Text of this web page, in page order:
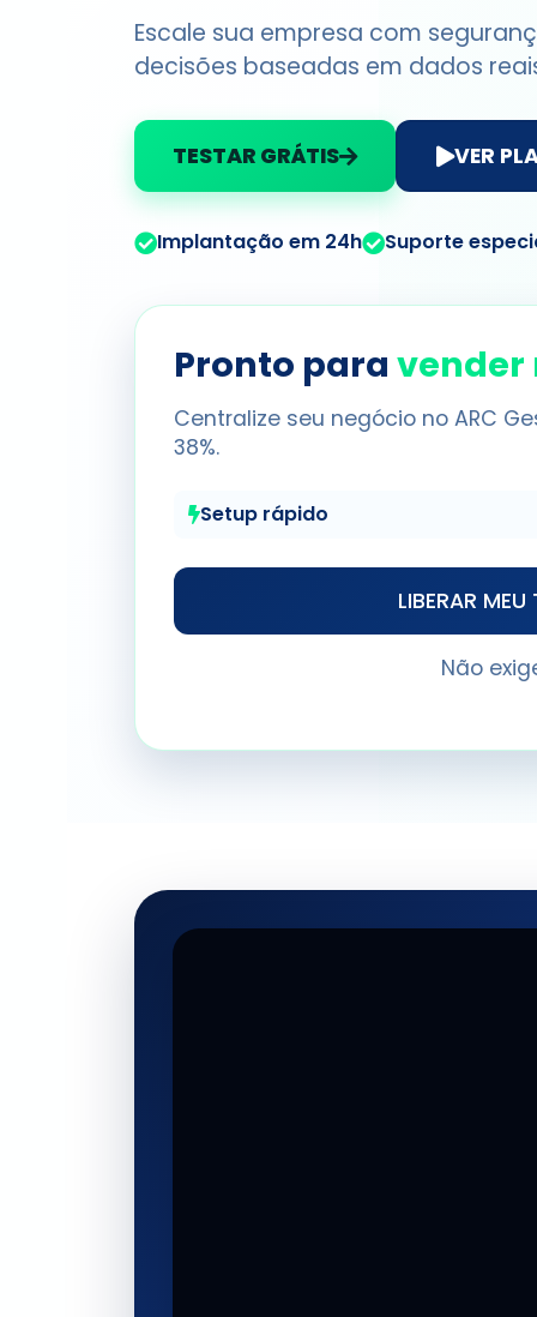
Escale sua empresa com
decisões baseadas em dados
TESTAR GRÁTIS VER
Implantação em 24h Suporte
Pronto para vender
Centralize seu negócio no ARC
38%.
Setup rápido
LIBERAR
Não